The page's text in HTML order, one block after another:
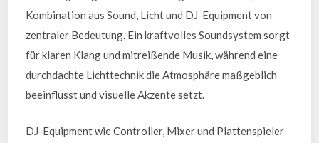
Kombination aus Sound, Licht und DJ-Equipment von
zentraler Bedeutung. Ein kraftvolles Soundsystem sorgt
für klaren Klang und mitreißende Musik, während eine
durchdachte Lichttechnik die Atmosphäre maßgeblich
beeinflusst und visuelle Akzente setzt.
DJ-Equipment wie Controller, Mixer und Plattenspieler